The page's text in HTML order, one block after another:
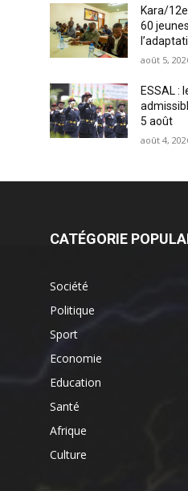
Kara/12e
60
août 5,
ESSAL :
5 août
août 4,
CATÉGORIE
Société
Politique
Sport
Economie
Education
Santé
Afrique
Culture